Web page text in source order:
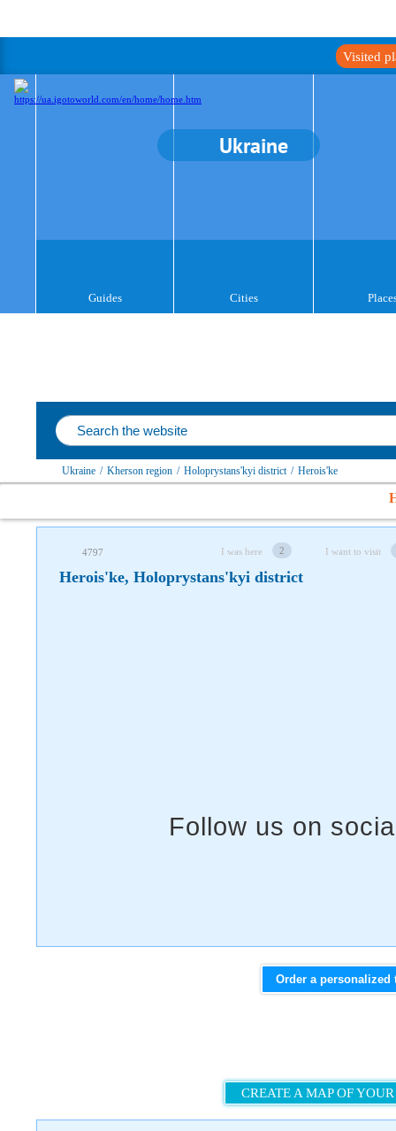
Visited
Ukraine
Guides Cities
Ukraine / Kherson region / Holoprystans'kyi district / Herois'ke
4797 I was here 2 I want to visit
Herois'ke, Holoprystans'kyi district
Follow us on social networks
Order a personalized
CREATE A MAP OF